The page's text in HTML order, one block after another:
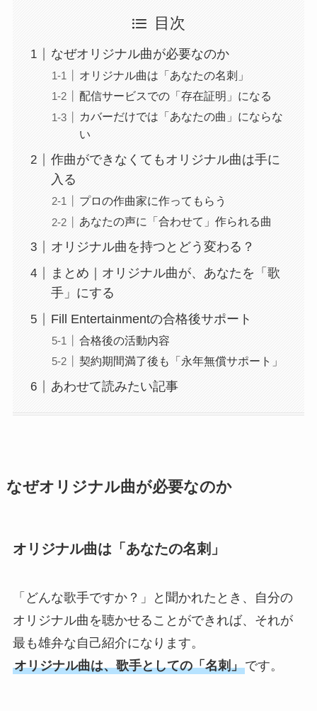
目次
なぜオリジナル曲が必要なのか
オリジナル曲は「あなたの名刺」
配信サービスでの「存在証明」になる
カバーだけでは「あなたの曲」にならな
い
作曲ができなくてもオリジナル曲は手に
入る
プロの作曲家に作ってもらう
あなたの声に「合わせて」作られる曲
オリジナル曲を持つとどう変わる？
まとめ｜オリジナル曲が、あなたを「歌
手」にする
Fill Entertainmentの合格後サポート
合格後の活動内容
契約期間満了後も「永年無償サポート」
あわせて読みたい記事
なぜオリジナル曲が必要なのか
オリジナル曲は「あなたの名刺」
「どんな歌手ですか？」と聞かれたとき、自分の
オリジナル曲を聴かせることができれば、それが
最も雄弁な自己紹介になります。
オリジナル曲は、歌手としての「名刺」です。